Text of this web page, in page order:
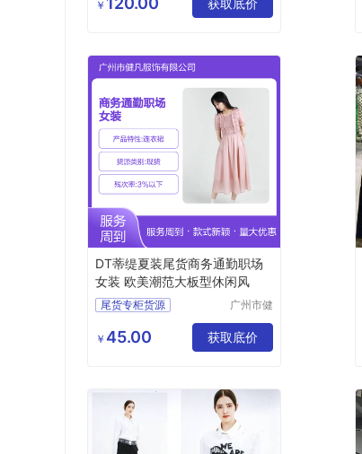
服装定制
￥ 获取底价
DT蒂缇夏装尾货商务通勤职场
女装 欧美潮范大板型休闲风
尾货专柜货源
商务通勤职场女装
女装
广州市健
限公司
￥ 45.00 获取底价